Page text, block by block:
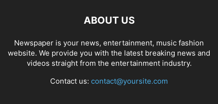
ABOUT US
Newspaper is your news, entertainment, music fashion
website. We provide you with the latest breaking news and
videos straight from the entertainment industry.
Contact us: contact@yoursite.com